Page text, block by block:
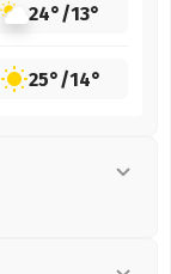
24°/13°
25°/14°